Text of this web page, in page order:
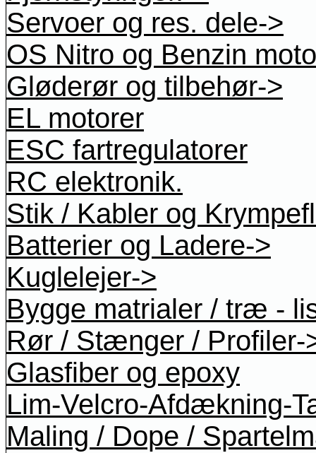
Servoer og res. dele->
OS Nitro og Benzin
Gløderør og tilbehør->
EL motorer
ESC fartregulatorer
RC elektronik.
Stik / Kabler og
Batterier og Ladere->
Kuglelejer->
Bygge matrialer / træ -
Rør / Stænger / Profiler-
Glasfiber og epoxy
Lim-Velcro-Afdækning-
Maling / Dope /